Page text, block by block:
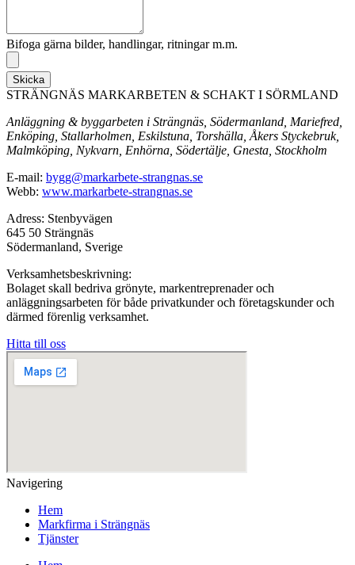
Bifoga gärna bilder, handlingar, ritningar m.m.
Skicka
STRÄNGNÄS MARKARBETEN & SCHAKT I SÖRMLAND
Anläggning & byggarbeten i Strängnäs, Södermanland, Mariefred,
Enköping, Stallarholmen, Eskilstuna, Torshälla, Åkers Styckebruk,
Malmköping, Nykvarn, Enhörna, Södertälje, Gnesta, Stockholm
E-mail: bygg@markarbete-strangnas.se
Webb: www.markarbete-strangnas.se
Adress: Stenbyvägen
645 50 Strängnäs
Södermanland, Sverige
Verksamhetsbeskrivning:
Bolaget skall bedriva grönyte, markentreprenader och
anläggningsarbeten för både privatkunder och företagskunder och
därmed förenlig verksamhet.
Hitta till oss
Navigering
Hem
Markfirma i Strängnäs
Tjänster